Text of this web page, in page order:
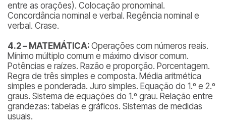
entre as orações). Colocação pronominal.
Concordância nominal e verbal. Regência nominal e
verbal. Crase.
4.2 – MATEMÁTICA: Operações com números reais.
Mínimo múltiplo comum e máximo divisor comum.
Potências e raízes. Razão e proporção. Porcentagem.
Regra de três simples e composta. Média aritmética
simples e ponderada. Juro simples. Equação do 1.º e 2.º
graus. Sistema de equações do 1.º grau. Relação entre
grandezas: tabelas e gráficos. Sistemas de medidas
usuais.